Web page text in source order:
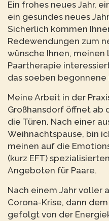
Ein frohes neues Jahr,
ein gesundes neues
Sicherlich kommen
Redewendungen zum
wünsche Ihnen, meinen
Paartherapie
das soeben begonnene
Meine Arbeit in der
Großhansdorf öffnet ab
die Türen. Nach einer
Weihnachtspause, bin
meinen auf die
(kurz EFT)
Angeboten für Paare.
Nach einem Jahr voller
Corona-Krise, dann
gefolgt von der